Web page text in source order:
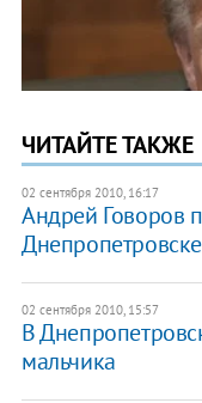
ЧИТАЙТЕ ТАКЖЕ
02 сентября 2010, 16:17
Андрей Говоров
Днепропетровске
02 сентября 2010, 15:57
В
мальчика